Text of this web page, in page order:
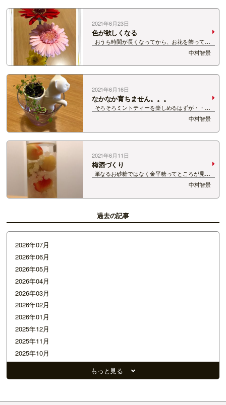
2021年6月23日
色が欲しくなる
おうち時間が長くなってから、お花を飾って、
色のパワーをもらっています。 赤はやる気や行
動力をＵＰ ピンクは優しい気持ちになり癒される
黄色は明るく楽しい印象を与えられる この時
の…
中村智景
2021年6月16日
なかなか育ちません。。。
そろそろミントティーを楽しめるはずが・・・
なかなか育ちません。 芽が小さいうちに間引き
をあまりしなかったのが原因なのでしょうか。 今
頃になって間引きをしたのですがすでに時遅し？
ひょろひょろと…
中村智景
2021年6月11日
梅酒づくり
単なるお砂糖ではなく金平糖ってところが見た
目もかわいいんです。 1か月後かな、美味しくな
るのは。 使った梅は完熟南高。お酒はラム酒。
中村智景
過去の記事
2026年07月
2026年06月
2026年05月
2026年04月
2026年03月
2026年02月
2026年01月
2025年12月
2025年11月
2025年10月
2025年09月
2025年06月
もっと見る